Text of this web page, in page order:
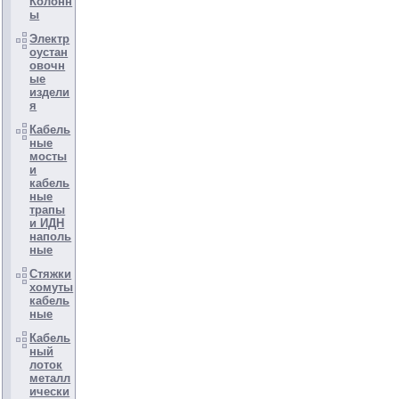
ы
Электр
оустан
овочн
ые
издели
я
Кабель
ные
мосты
и
кабель
ные
трапы
и ИДН
наполь
ные
Стяжки
хомуты
кабель
ные
Кабель
ный
лоток
металл
ически